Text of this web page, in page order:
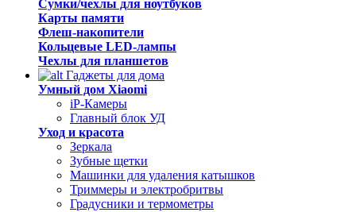
Сумки/чехлы для ноутбуков
Карты памяти
Флеш-накопители
Кольцевые LED-лампы
Чехлы для планшетов
Гаджеты для дома
Умный дом Xiaomi
iP-Камеры
Главный блок УД
Уход и красота
Зеркала
Зубные щетки
Машинки для удаления катышков
Триммеры и электробритвы
Градусники и термометры